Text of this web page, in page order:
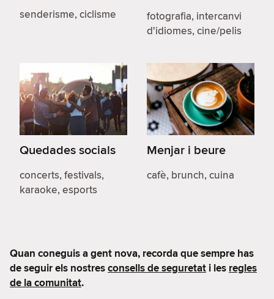
senderisme, ciclisme
fotografia, intercanvi
d'idiomes, cine/pelis
Quedades socials
concerts, festivals,
karaoke, esports
Menjar i beure
cafè, brunch, cuina
Quan coneguis a gent nova, recorda que sempre has
de seguir els nostresconsells de seguretat i les regles
de la comunitat.